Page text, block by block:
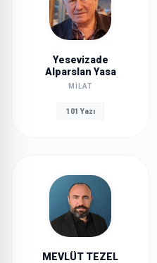
Yesevizade
Alparslan Yasa
MILAT
101 Yazı
MEVLÜT TEZEL